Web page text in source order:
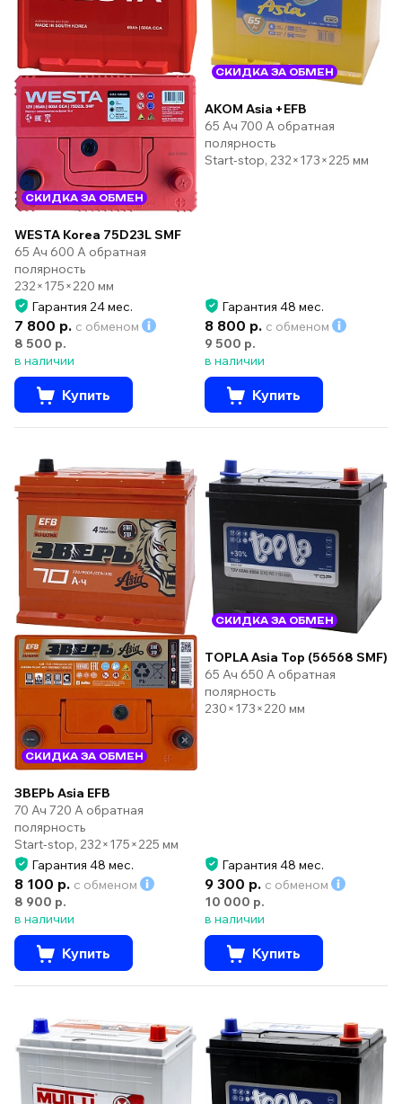
СКИДКА ЗА ОБМЕН
WESTA Korea 75D23L SMF
65 Ач 600 А обратная
полярность
232×175×220 мм
Гарантия 24 мес.
7 800 р. с обменом
8 500 р.
в наличии
Купить
СКИДКА ЗА ОБМЕН
AKOM Asia +EFB
65 Ач 700 А обратная
полярность
Start-stop, 232×173×225 мм
Гарантия 48 мес.
8 800 р. с обменом
9 500 р.
в наличии
Купить
СКИДКА ЗА ОБМЕН
ЗВЕРЬ Asia EFB
70 Ач 720 А обратная
полярность
Start-stop, 232×175×225 мм
Гарантия 48 мес.
8 100 р. с обменом
8 900 р.
в наличии
Купить
СКИДКА ЗА ОБМЕН
TOPLA Asia Top (56568 SMF)
65 Ач 650 А обратная
полярность
230×173×220 мм
Гарантия 48 мес.
9 300 р. с обменом
10 000 р.
в наличии
Купить